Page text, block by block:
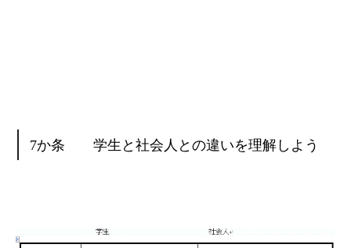
7か条 学生と社会人との違いを理解しよう